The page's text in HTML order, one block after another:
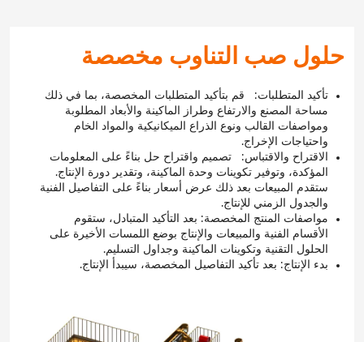
حلول صب التناوب مخصصة
تأكيد المتطلبات: قم بتأكيد المتطلبات المخصصة، بما في ذلك
مساحة المصنع والارتفاع وطراز الماكينة والأبعاد المطلوبة
ومواصفات القالب ونوع الذراع الميكانيكية والمواد الخام
واحتياجات الإخراج.
الاقتراح والاقتباس: تصميم واقتراح حل بناءً على المعلومات
المؤكدة، وتوفير تكوينات وحدة الماكينة، وتقدير دورة الإنتاج.
ستقدم المبيعات بعد ذلك عرض أسعار بناءً على التفاصيل الفنية
والجدول الزمني للإنتاج.
مواصفات المنتج المخصصة: بعد التأكيد المتبادل، ستقوم
الأقسام الفنية والمبيعات والإنتاج بوضع اللمسات الأخيرة على
الحلول التقنية وتكوينات الماكينة وجداول التسليم.
بدء الإنتاج: بعد تأكيد التفاصيل المخصصة، سيبدأ الإنتاج.